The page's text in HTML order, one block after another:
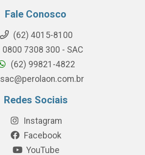
Fale Conosco
(62) 4015-8100
0800 7308 300 - SAC
(62) 99821-4822
sac@perolaon.com.br
Redes Sociais
Instagram
Facebook
YouTube